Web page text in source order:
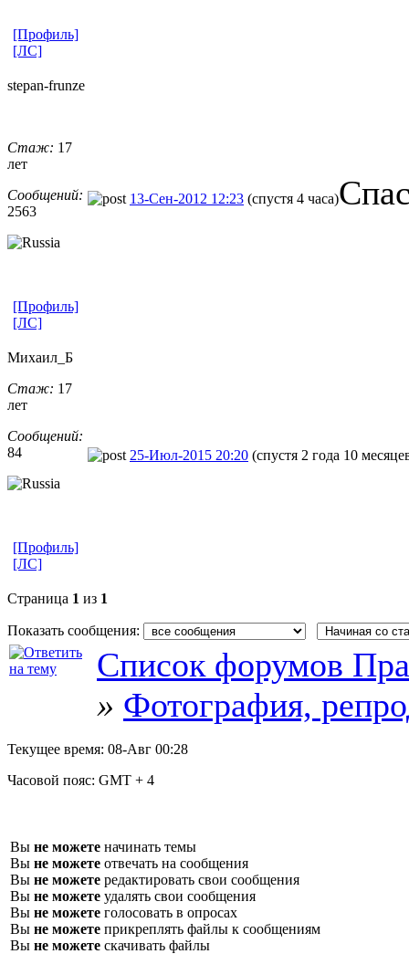
[Профиль]
[ЛС]
stepan-frunz​e
Стаж: 17
лет
Сообщений:
2563
13-Сен-2012 12:23 (спустя 4 часа)
[Профиль]
[ЛС]
Михаил_Б
Стаж: 17
лет
Сообщений:
84
25-Июл-2015 20:20 (спустя 2 года 10
[Профиль]
[ЛС]
Страница 1 из 1
Показать сообщения:
Список форумов
» Фотография,
Текущее время: 08-Авг 00:28
Часовой пояс: GMT + 4
Вы не можете начинать темы
Вы не можете отвечать на сообщения
Вы не можете редактировать свои сообщения
Вы не можете удалять свои сообщения
Вы не можете голосовать в опросах
Вы не можете прикреплять файлы к сообщениям
Вы не можете скачивать файлы